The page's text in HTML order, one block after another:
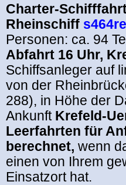
Charter-
Rheinschiff
Personen: ca. 94
Abfahrt 16 Uhr,
Schiffsanleger auf
von der
288), in Höhe der
Ankunft Krefeld-
Leerfahrten für
berechnet, wenn
einen von Ihrem
Einsatzort hat.